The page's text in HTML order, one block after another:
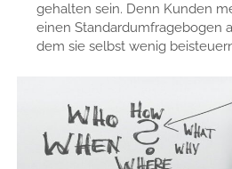
gehalten sein. Denn Kunden
einen Standardumfragebogen
dem sie selbst wenig